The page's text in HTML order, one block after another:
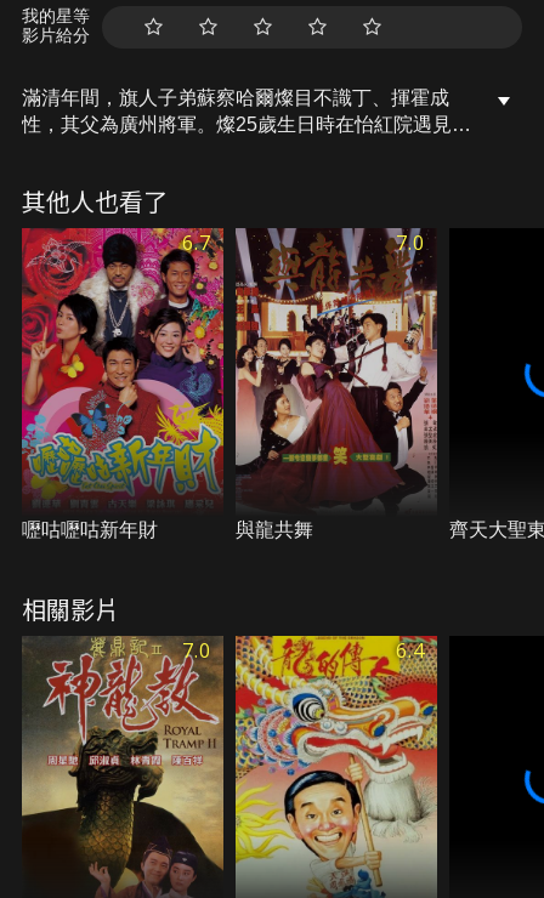
我的星等
影片給分
滿清年間，旗人子弟蘇察哈爾燦目不識丁、揮霍成
性，其父為廣州將軍。燦25歲生日時在怡紅院遇見丐
通過，然武試考官為與燦素有嫌隙的僧格林沁，燦經
過一番波折還是考上武狀元。但皇帝欽點之時，趙無
極揭發燦不識字，皇帝大怒，將燦父子貶為乞丐。兩
人流落街頭，燦又被趙打成殘廢，心灰意冷下自暴自
棄。某天在林間遇丐幫長老洪日慶，洪授之以睡夢羅
漢拳。丐幫選長老之日，霜被趙擄走，燦以睡夢羅漢
拳奪幫主之位，接著立刻率眾前往營救霜。趙趁皇帝
狩獵之時率天理教教眾造反，丐幫人馬及時趕到，而
燦也終於領悟祥龍十八掌，打敗了趙。
其他人也看了
6.7
嚦咕嚦咕新年財
7.0
與龍共舞 齊天大聖
相關影片
7.0 6.4